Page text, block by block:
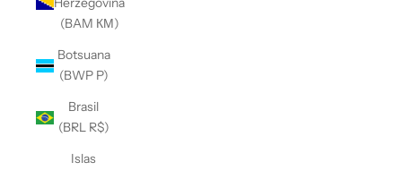
(BAM КМ)
Botsuana
(BWP P)
Brasil
(BRL R$)
Islas